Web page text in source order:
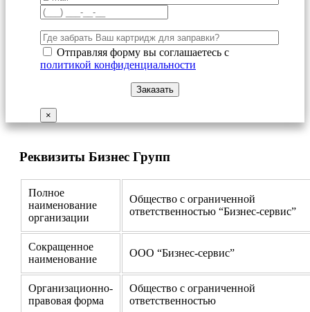
Отправляя форму вы соглашаетесь с
политикой конфиденциальности
×
Реквизиты Бизнес Групп
Полное
наименование
организации
Общество с ограниченной
ответственностью “Бизнес-сервис”
Сокращенное
наименование
ООО “Бизнес-сервис”
Организационно-
правовая форма
Общество с ограниченной
ответственностью